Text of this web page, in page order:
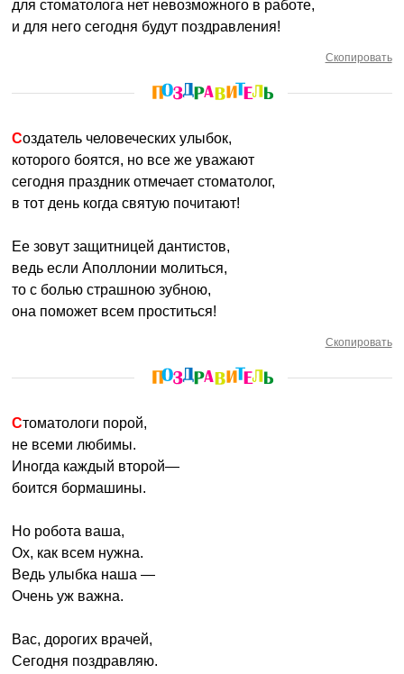
для стоматолога нет невозможного в работе,
и для него сегодня будут поздравления!
Скопировать
Создатель человеческих улыбок,
которого боятся, но все же уважают
сегодня праздник отмечает стоматолог,
в тот день когда святую почитают!
Ее зовут защитницей дантистов,
ведь если Аполлонии молиться,
то с болью страшною зубною,
она поможет всем проститься!
Скопировать
Стоматологи порой,
не всеми любимы.
Иногда каждый второй—
боится бормашины.
Но робота ваша,
Ох, как всем нужна.
Ведь улыбка наша —
Очень уж важна.
Вас, дорогих врачей,
Сегодня поздравляю.